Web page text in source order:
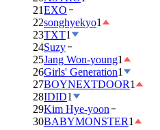
21EXO
22songhyekyo1
23TXT1
24Suzy
25Jang Won-young1
26Girls' Generation1
27BOYNEXTDOOR1
28IDID1
29Kim Hye-yoon
30BABYMONSTER1